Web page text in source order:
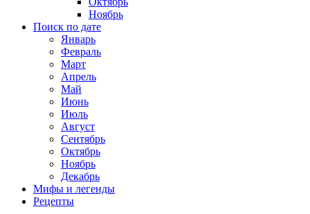
Ноябрь
Поиск по дате
Январь
Февраль
Март
Апрель
Май
Июнь
Июль
Август
Сентябрь
Октябрь
Ноябрь
Декабрь
Мифы и легенды
Рецепты